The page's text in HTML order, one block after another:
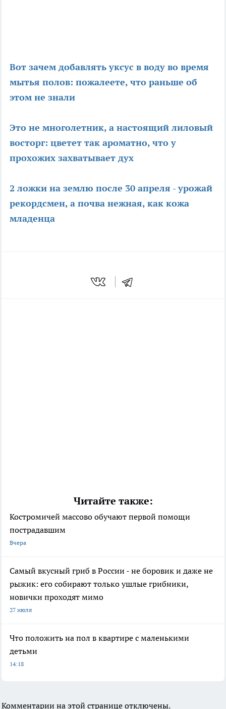
Вот зачем добавлять уксус в воду во время
мытья полов: пожалеете, что раньше об
этом не знали
Это не многолетник, а настоящий лиловый
восторг: цветет так ароматно, что у
прохожих захватывает дух
2 ложки на землю после 30 апреля - урожай
рекордсмен, а почва нежная, как кожа
младенца
Читайте также:
Костромичей массово обучают первой помощи
пострадавшим
Вчера
Самый вкусный гриб в России - не боровик и даже не
рыжик: его собирают только ушлые грибники,
новички проходят мимо
27 июля
Что положить на пол в квартире с маленькими
детьми
14:18
Комментарии на этой странице отключены.